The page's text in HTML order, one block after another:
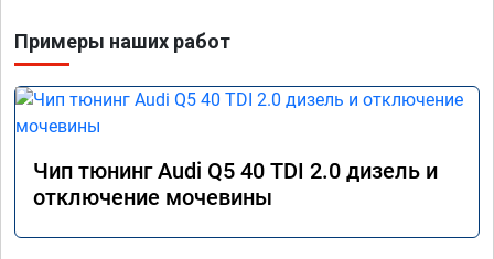
Примеры наших работ
Чип тюнинг Audi Q5 40 TDI 2.0 дизель и
отключение мочевины